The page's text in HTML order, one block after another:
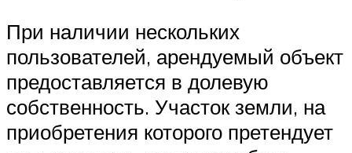
При наличии нескольких
пользователей, арендуемый объект
предоставляется в долевую
собственность. Участок земли, на
приобретения которого претендует